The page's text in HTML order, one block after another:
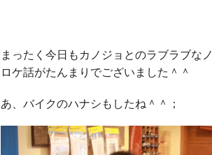
まったく今日もカノジョとのラブラブなノ
ロケ話がたんまりでございました＾＾
あ、バイクのハナシもしたね＾＾；